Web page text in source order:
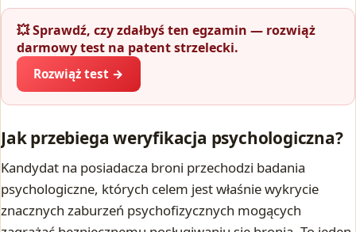
💥 Sprawdź, czy zdałbyś ten egzamin — rozwiąż
darmowy test na patent strzelecki.
Rozwiąż test →
Jak przebiega weryfikacja psychologiczna?
Kandydat na posiadacza broni przechodzi badania
psychologiczne, których celem jest właśnie wykrycie
znacznych zaburzeń psychofizycznych mogących